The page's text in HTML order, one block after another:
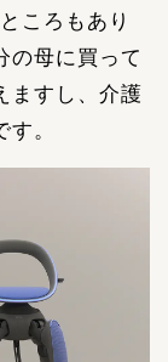
ころもあり
の母に買って
ますし、介護
。